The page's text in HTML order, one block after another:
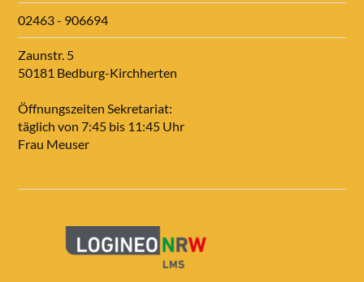
02463 - 906694
Zaunstr. 5
50181 Bedburg-Kirchherten
Öffnungszeiten Sekretariat:
täglich von 7:45 bis 11:45 Uhr
Frau Meuser